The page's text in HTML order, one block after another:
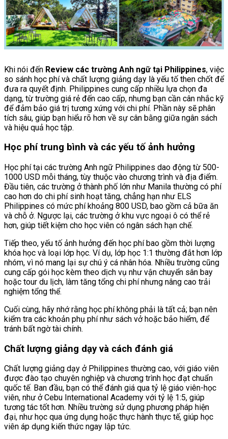
Khi nói đến Review các trường Anh ngữ tại Philippines, việc
so sánh học phí và chất lượng giảng dạy là yếu tố then chốt để
đưa ra quyết định. Philippines cung cấp nhiều lựa chọn đa
dạng, từ trường giá rẻ đến cao cấp, nhưng bạn cần cân nhắc kỹ
để đảm bảo giá trị tương xứng với chi phí. Phần này sẽ phân
tích sâu, giúp bạn hiểu rõ hơn về sự cân bằng giữa ngân sách
và hiệu quả học tập.
Học phí trung bình và các yếu tố ảnh hưởng
Học phí tại các trường Anh ngữ Philippines dao động từ 500-
1000 USD mỗi tháng, tùy thuộc vào chương trình và địa điểm.
Đầu tiên, các trường ở thành phố lớn như Manila thường có phí
cao hơn do chi phí sinh hoạt tăng, chẳng hạn như ELS
Philippines có mức phí khoảng 800 USD, bao gồm cả bữa ăn
và chỗ ở. Ngược lại, các trường ở khu vực ngoại ô có thể rẻ
hơn, giúp tiết kiệm cho học viên có ngân sách hạn chế.
Tiếp theo, yếu tố ảnh hưởng đến học phí bao gồm thời lượng
khóa học và loại lớp học. Ví dụ, lớp học 1:1 thường đắt hơn lớp
nhóm, vì nó mang lại sự chú ý cá nhân hóa. Nhiều trường cũng
cung cấp gói học kèm theo dịch vụ như vận chuyển sân bay
hoặc tour du lịch, làm tăng tổng chi phí nhưng nâng cao trải
nghiệm tổng thể.
Cuối cùng, hãy nhớ rằng học phí không phải là tất cả; bạn nên
kiểm tra các khoản phụ phí như sách vở hoặc bảo hiểm, để
tránh bất ngờ tài chính.
Chất lượng giảng dạy và cách đánh giá
Chất lượng giảng dạy ở Philippines thường cao, với giáo viên
được đào tạo chuyên nghiệp và chương trình học đạt chuẩn
quốc tế. Ban đầu, bạn có thể đánh giá qua tỷ lệ giáo viên-học
viên, như ở Cebu International Academy với tỷ lệ 1:5, giúp
tương tác tốt hơn. Nhiều trường sử dụng phương pháp hiện
đại, như học qua ứng dụng hoặc thực hành thực tế, giúp học
viên áp dụng kiến thức ngay lập tức.